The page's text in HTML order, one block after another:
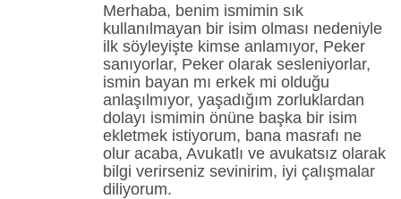
Merhaba, benim ismimin sık
kullanılmayan bir isim olması nedeniyle
ilk söyleyişte kimse anlamıyor, Peker
sanıyorlar, Peker olarak sesleniyorlar,
ismin bayan mı erkek mi olduğu
anlaşılmıyor, yaşadığım zorluklardan
dolayı ismimin önüne başka bir isim
ekletmek istiyorum, bana masrafı ne
olur acaba, Avukatlı ve avukatsız olarak
bilgi verirseniz sevinirim, iyi çalışmalar
diliyorum.